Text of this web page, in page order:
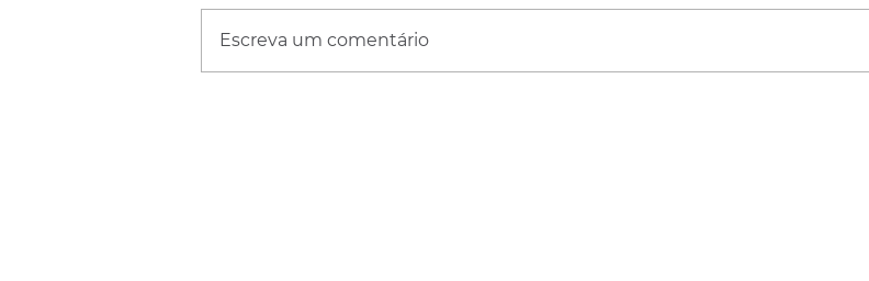
Escreva um comentário